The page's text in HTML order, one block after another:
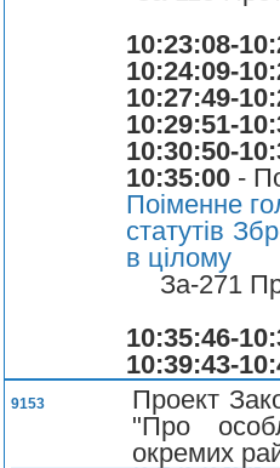
10:23:08-
10:24:09-
10:27:49-
10:29:51-
10:30:50-
10:35:00 -
Поіменне
статутів
в цілому
За-271
10:35:46-
10:39:43-
9153
Проект
"Про
окремих